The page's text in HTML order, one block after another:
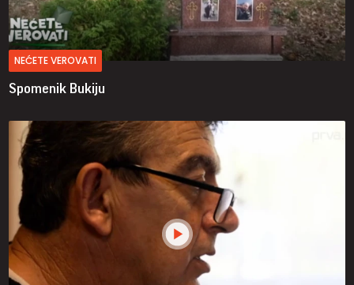
NEĆETE VEROVATI
Spomenik Bukiju